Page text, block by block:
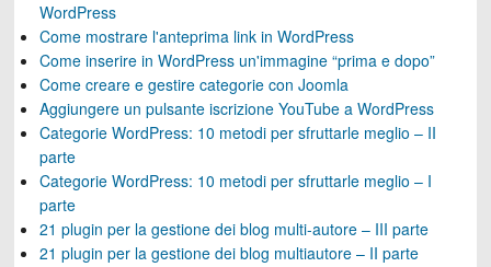
WordPress
Come mostrare l'anteprima link in WordPress
Come inserire in WordPress un'immagine “prima e dopo”
Come creare e gestire categorie con Joomla
Aggiungere un pulsante iscrizione YouTube a WordPress
Categorie WordPress: 10 metodi per sfruttarle meglio – II
parte
Categorie WordPress: 10 metodi per sfruttarle meglio – I
parte
21 plugin per la gestione dei blog multi-autore – III parte
21 plugin per la gestione dei blog multiautore – II parte